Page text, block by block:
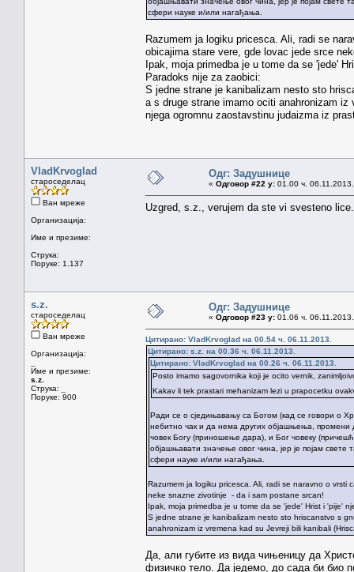
сфери науке и/или нагађања.
Razumem ja logiku pricesca. Ali, radi se
obicajima stare vere, gde lovac jede srce
Ipak, moja primedba je u tome da se 'jede'
Paradoks nije za zaobici:
S jedne strane je kanibalizam nesto sto
a s druge strane imamo ociti anahronizam
njega ogromnu zaostavstinu judaizma iz
VladKrvoglad
староседелац
Ван мреже
Организација:
Име и презиме:
Струка:
Поруке: 1.137
Одг: Задушнице
« Одговор #22 у: 01.00 ч.
Uzgred, s.z., verujem da ste vi svesteno
s.z.
староседелац
Ван мреже
Организација:
Име и презиме:
s.z.
Струка:
Поруке: 900
Одг: Задушнице
« Одговор #23 у: 01.06 ч.
Цитирано: VladKrvoglad на 00.54 ч. 06.11.2013.
Цитирано: s.z. на 00.36 ч. 06.11.2013.
Цитирано: VladKrvoglad на 00.26 ч. 06.11.2013.
Posto imamo sagovornika koji je ocito vernik,
Kakav li tek prastari mehanizam lezi u prapocetku
Ради се о сједињавању са Богом (кад се говори о
небитно чак и да нема других објашњења, промени
човек Богу (приношење дара), и Бог човеку
објашњавати значење овог чина, јер је појам свете
сфери науке и/или нагађања.
Razumem ja logiku pricesca. Ali, radi se naravno o
neke snazne zivotinje - da i sam postane srcan!
Ipak, moja primedba je u tome da se 'jede' Hrist i 'pije'
S jedne strane je kanibalizam nesto sto hriscanstvo s
anahronizam iz vremena kad su Jevreji bili kanibali
Да, али губите из вида чињеницу да
физичко тело. Да једемо, до сада би био